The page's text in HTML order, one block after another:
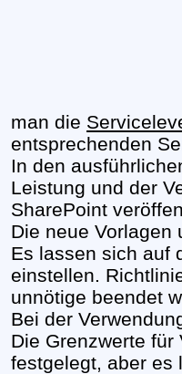
man die
entsprechenden
In den
Leistung und der
SharePoint
Die neue Vorlagen
Es lassen sich auf
einstellen.
unnötige beendet
Bei der
Die Grenzwerte
festgelegt, aber es